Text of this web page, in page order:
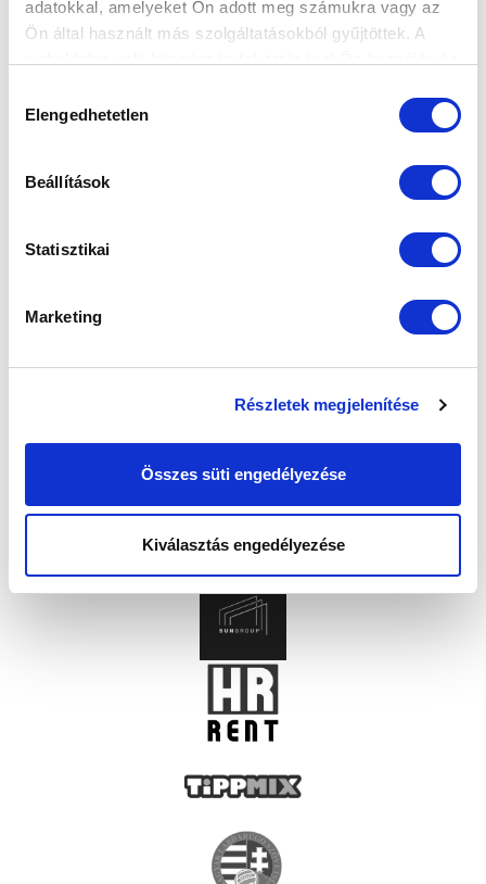
adatokkal, amelyeket Ön adott meg számukra vagy az
Ön által használt más szolgáltatásokból gyűjtöttek. A
kiválasztása
Elengedhetetlen
Beállítások
Statisztikai
Marketing
Részletek megjelenítése
Összes süti engedélyezése
Kiválasztás engedélyezése